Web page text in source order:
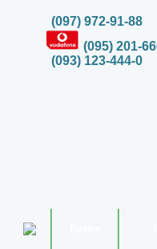
(097) 972-91-88
(095) 201-
(093) 123-444-0